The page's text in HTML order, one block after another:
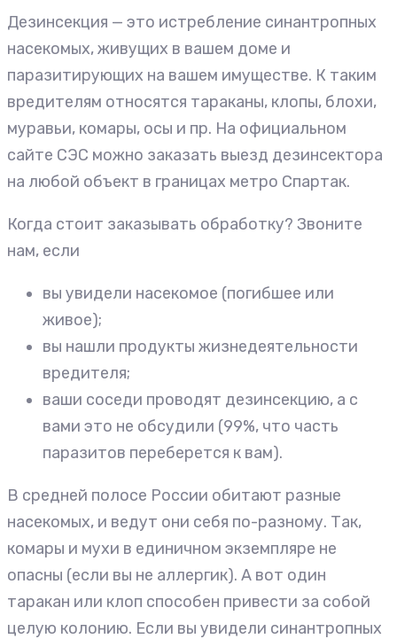
Дезинсекция — это истребление синантропных
насекомых, живущих в вашем доме и
паразитирующих на вашем имуществе. К таким
вредителям относятся тараканы, клопы, блохи,
муравьи, комары, осы и пр. На официальном
сайте СЭС можно заказать выезд дезинсектора
на любой объект в границах метро Спартак.
Когда стоит заказывать обработку? Звоните
нам, если
вы увидели насекомое (погибшее или
живое);
вы нашли продукты жизнедеятельности
вредителя;
ваши соседи проводят дезинсекцию, а с
вами это не обсудили (99%, что часть
паразитов переберется к вам).
В средней полосе России обитают разные
насекомых, и ведут они себя по-разному. Так,
комары и мухи в единичном экземпляре не
опасны (если вы не аллергик). А вот один
таракан или клоп способен привести за собой
целую колонию. Если вы увидели синантропных